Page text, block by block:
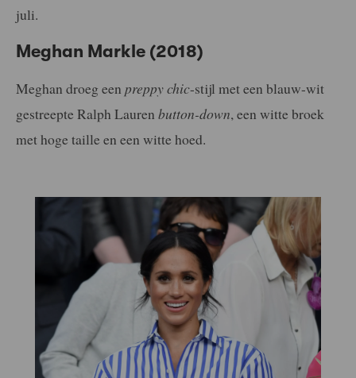
juli.
Meghan Markle (2018)
Meghan droeg een preppy chic-stijl met een blauw-wit
gestreepte Ralph Lauren button-down, een witte broek
met hoge taille en een witte hoed.